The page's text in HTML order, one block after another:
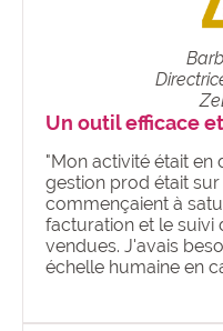
Un outil efficace
"Mon activité était
gestion prod était
commençaient à
facturation et le suivi
vendues. J'avais
échelle humaine en